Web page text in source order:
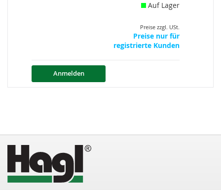
Auf Lager
Preise zzgl. USt.
Preise nur für
registrierte Kunden
Anmelden